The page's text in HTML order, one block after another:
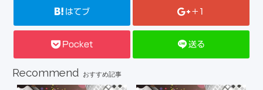
はてブ +1
Pocket 送る
Recommend おすすめ記事